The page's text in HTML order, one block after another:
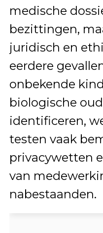
medische
bezittingen,
juridisch en
eerdere
onbekende
biologische
identificeren,
testen vaak
privacywetten
van
nabestaanden.